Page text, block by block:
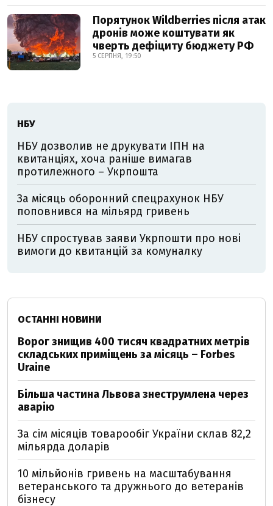
Порятунок Wildberries після атак
дронів може коштувати як
чверть дефіциту бюджету РФ
5 СЕРПНЯ, 19:50
НБУ
НБУ дозволив не друкувати ІПН на
квитанціях, хоча раніше вимагав
протилежного – Укрпошта
За місяць оборонний спецрахунок НБУ
поповнився на мільярд гривень
НБУ спростував заяви Укрпошти про нові
вимоги до квитанцій за комуналку
ОСТАННІ НОВИНИ
Ворог знищив 400 тисяч квадратних метрів
складських приміщень за місяць – Forbes
Uraine
Більша частина Львова знеструмлена через
аварію
За сім місяців товарообіг України склав 82,2
мільярда доларів
10 мільйонів гривень на масштабування
ветеранського та дружнього до ветеранів
бізнесу